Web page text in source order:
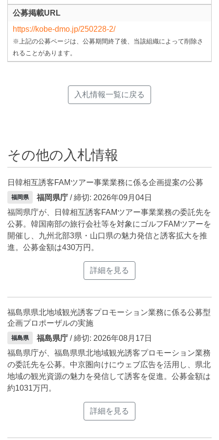
公募掲載URL
https://kobe-dmo.jp/250228-2/
※上記の公募ページは、公募期間終了後、当該組織によって削除さ
れることがあります。
入札情報一覧に戻る
その他の入札情報
日韓相互誘客FAMツアー事業業務に係る企画提案の公募
福岡県 福岡県庁 / 締切: 2026年09月04日
福岡県庁が、日韓相互誘客FAMツアー事業業務の委託先を
公募。韓国南部の旅行会社等を対象にゴルフFAMツアーを
開催し、九州北部3県・山口県の魅力発信と誘客拡大を推
進。公募金額は430万円。
詳細を見る
福島県県北地域観光誘客プロモーション業務に係る公募型
企画プロポーザルの実施
福島県 福島県庁 / 締切: 2026年08月17日
福島県庁が、福島県県北地域観光誘客プロモーション業務
の委託先を公募。中京圏向けにウェブ広告を活用し、県北
地域の観光資源の魅力を発信して誘客を促進。公募金額は
約1031万円。
詳細を見る